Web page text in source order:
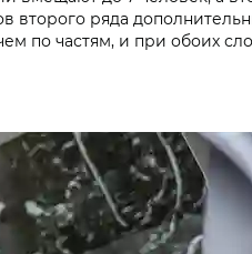
второго ряда
по частям, и при обоих